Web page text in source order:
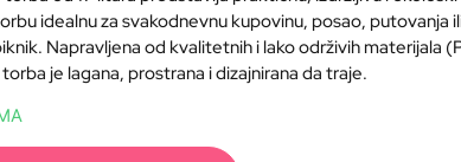
idealnu za svakodnevnu kupovinu, posao, putovanja
Napravljena od kvalitetnih i lako održivih materijala
je lagana, prostrana i dizajnirana da traje.